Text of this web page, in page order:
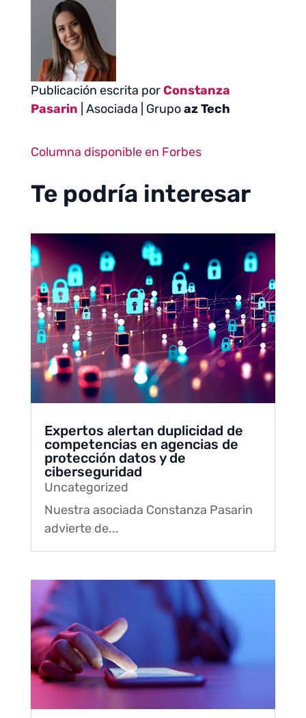
Publicación escrita porConstanza
Pasarin | Asociada | Grupoaz Tech
Columna disponible en Forbes
Te podría interesar
Expertos alertan duplicidad de
competencias en agencias de
protección datos y de
ciberseguridad
Uncategorized
Nuestra asociada Constanza Pasarin
advierte de...